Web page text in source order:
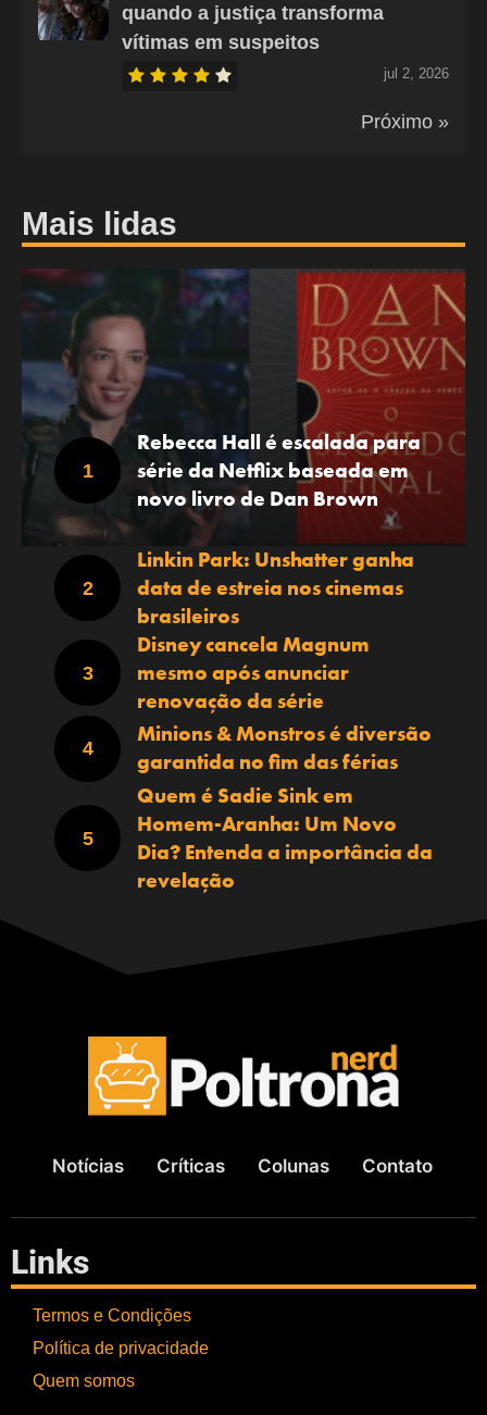
quando a justiça transforma
vítimas em suspeitos
jul 2, 2026
Próximo »
Mais lidas
Rebecca Hall é escalada para
série da Netflix baseada em
novo livro de Dan Brown
Linkin Park: Unshatter ganha
data de estreia nos cinemas
brasileiros
Disney cancela Magnum
mesmo após anunciar
renovação da série
Minions & Monstros é diversão
garantida no fim das férias
Quem é Sadie Sink em
Homem-Aranha: Um Novo
Dia? Entenda a importância da
revelação
Notícias Críticas Colunas Contato
Links
Termos e Condições
Política de privacidade
Quem somos